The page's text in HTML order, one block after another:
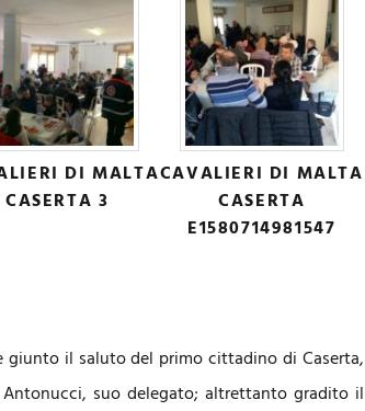
DI MALTA
CASERTA 3
CAVALIERI DI MALTA
CASERTA
E1580714981547
giunto il saluto del primo cittadino di Caserta,
suo delegato; altrettanto gradito il